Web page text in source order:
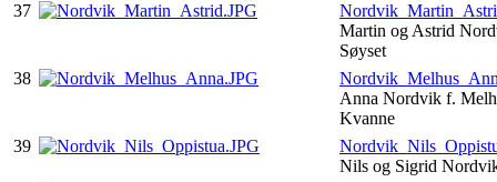
37
Martin og Astrid
Søyset
38
Anna Nordvik f.
Kvanne
39
Nils og Sigrid